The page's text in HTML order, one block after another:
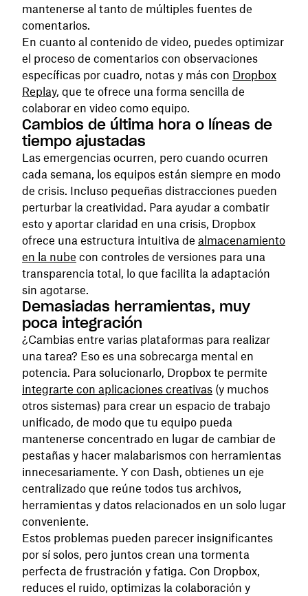
mantenerse al tanto de múltiples fuentes de
comentarios.
En cuanto al contenido de video, puedes optimizar
el proceso de comentarios con observaciones
específicas por cuadro, notas y más con Dropbox
Replay, que te ofrece una forma sencilla de
colaborar en video como equipo.
Cambios de última hora o líneas de
tiempo ajustadas
Las emergencias ocurren, pero cuando ocurren
cada semana, los equipos están siempre en modo
de crisis. Incluso pequeñas distracciones pueden
perturbar la creatividad. Para ayudar a combatir
esto y aportar claridad en una crisis, Dropbox
ofrece una estructura intuitiva de almacenamiento
en la nube con controles de versiones para una
transparencia total, lo que facilita la adaptación
sin agotarse.
Demasiadas herramientas, muy
poca integración
¿Cambias entre varias plataformas para realizar
una tarea? Eso es una sobrecarga mental en
potencia. Para solucionarlo, Dropbox te permite
integrarte con aplicaciones creativas (y muchos
otros sistemas) para crear un espacio de trabajo
unificado, de modo que tu equipo pueda
mantenerse concentrado en lugar de cambiar de
pestañas y hacer malabarismos con herramientas
innecesariamente. Y con Dash, obtienes un eje
centralizado que reúne todos tus archivos,
herramientas y datos relacionados en un solo lugar
conveniente.
Estos problemas pueden parecer insignificantes
por sí solos, pero juntos crean una tormenta
perfecta de frustración y fatiga. Con Dropbox,
reduces el ruido, optimizas la colaboración y